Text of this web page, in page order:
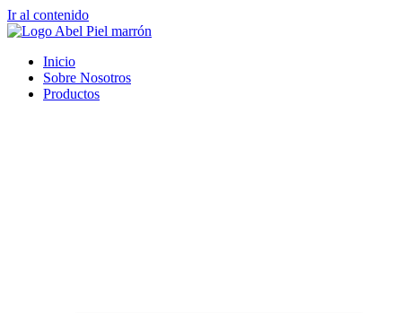
Ir al contenido
Inicio
Sobre Nosotros
Productos